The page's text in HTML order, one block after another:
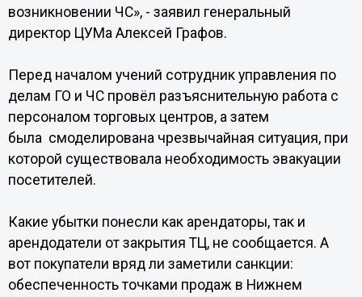
возникновении ЧС», - заявил генеральный
директор ЦУМа Алексей Графов.
Перед началом учений сотрудник управления по
делам ГО и ЧС провёл разъяснительную работа с
персоналом торговых центров, а затем
была смоделирована чрезвычайная ситуация, при
которой существовала необходимость эвакуации
посетителей.
Какие убытки понесли как арендаторы, так и
арендодатели от закрытия ТЦ, не сообщается. А
вот покупатели вряд ли заметили санкции:
обеспеченность точками продаж в Нижнем